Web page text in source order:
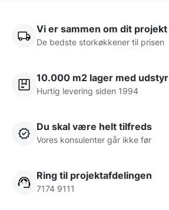
Vi er sammen om dit projekt
De bedste storkøkkener til prisen
10.000 m2 lager med udstyr
Hurtig levering siden 1994
Du skal være helt tilfreds
Vores konsulenter går ikke før
Ring til projektafdelingen
7174 9111